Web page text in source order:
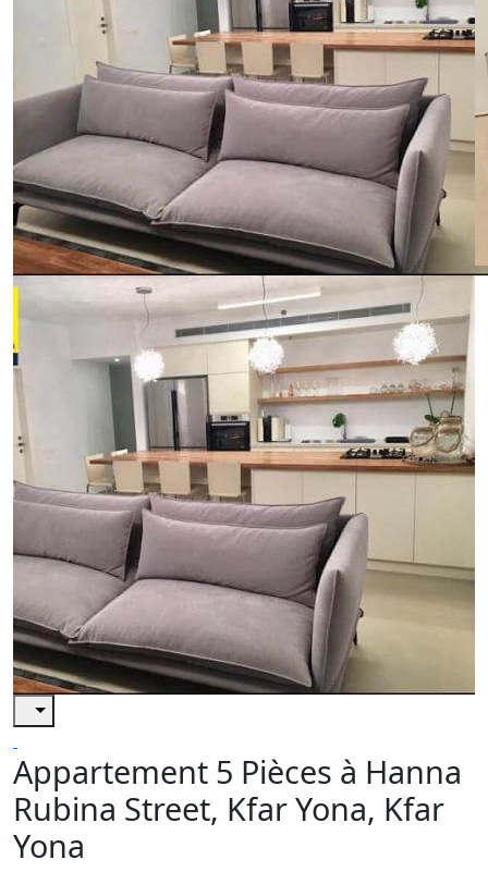
Appartement 5 Pièces à Hanna
Rubina Street, Kfar Yona, Kfar
Yona